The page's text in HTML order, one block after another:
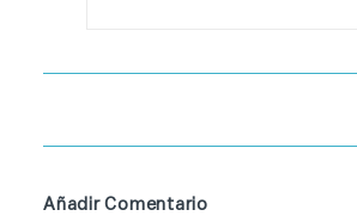
Añadir Comentario